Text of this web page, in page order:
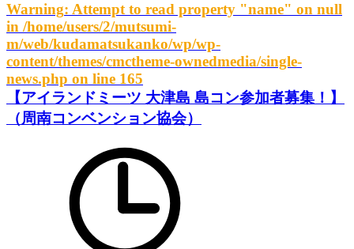
Warning: Attempt to read property "name" on null
in /home/users/2/mutsumi-
m/web/kudamatsukanko/wp/wp-
content/themes/cmctheme-ownedmedia/single-
news.php on line 165
【アイランドミーツ 大津島 島コン参加者募集！】
（周南コンベンション協会）